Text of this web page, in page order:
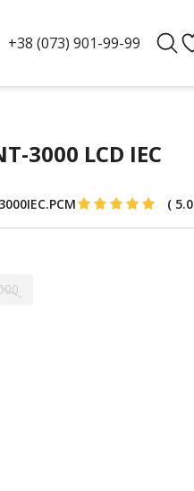
+38 (073) 901-99-99
3000 LCD IEC
( 5.0